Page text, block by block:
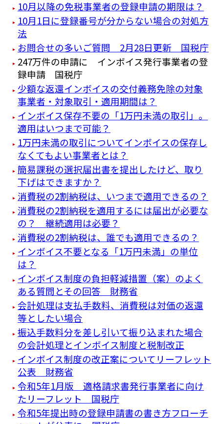
10月以降の免税事業者の登録申請の期限は？
10月1日に登録番号が分からない場合の対処方
法
お問合せの多いご質問 2月28日更新 国税庁
247万件の申請に インボイス発行事業者の登
録申請 国税庁
少額な返還インボイスの交付義務免除の対象
事業者・対象取引・適用期間は？
インボイス保存不要の「1万円未満の取引」。
適用はいつまで可能？
1万円未満の取引についてインボイスの保存し
なくてもよい事業者とは？
簡易課税の選択届出書を提出したけど、取り
下げはできますか？
消費税の2割納税は、いつまで適用できるの？
消費税の2割納税を適用するには届出が必要な
の？ 継続適用は必要？
消費税の2割納税は、誰でも適用できるの？
インボイス不要となる「1万円未満」の単位
は？
インボイス制度の負担軽減措置（案）のよく
ある質問とその回答 財務省
会計処理は支払手数料、消費税は対価の返還
等としたい場合
振込手数料分を差し引いて振り込まれた場合
の会計処理とインボイス制度と税制改正
インボイス制度の改正案についてリーフレット
公表 財務省
令和5年1月版 適格請求書発行事業者に向け
たリーフレット 国税庁
令和5年提出時の登録申請書の書き方フローチ